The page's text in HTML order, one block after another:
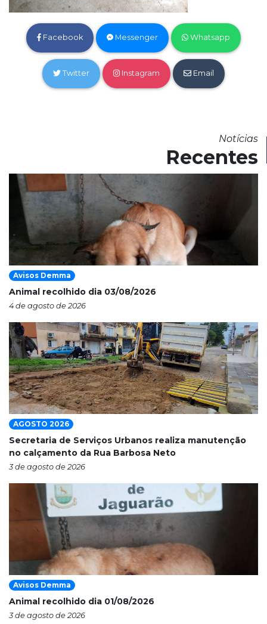
Facebook Messenger Whatsapp
Twitter Instagram Email
Notícias
Recentes
Avisos Demma
Animal recolhido dia 03/08/2026
4 de agosto de 2026
AGOSTO 2026
Secretaria de Serviços Urbanos realiza manutenção
no calçamento da Rua Barbosa Neto
3 de agosto de 2026
Avisos Demma
Animal recolhido dia 01/08/2026
3 de agosto de 2026